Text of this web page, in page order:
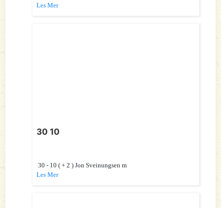
Les Mer
30 10
30 - 10 ( + 2 ) Jon Sveinungsen m
Les Mer